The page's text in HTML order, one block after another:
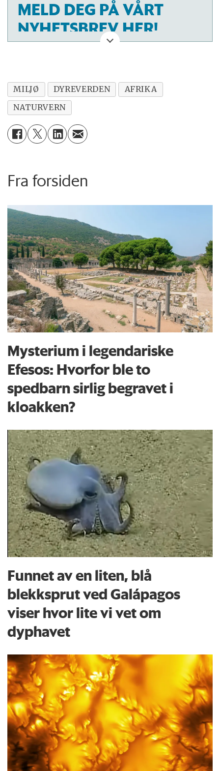
MELD DEG PÅ VÅRT
NYHETSBREV HER!
MILJØ DYREVERDEN
AFRIKA
NATURVERN
Fra forsiden
Mysterium i legendariske
Efesos: Hvorfor ble to
spedbarn sirlig begravet i
kloakken?
Funnet av en liten, blå
blekksprut ved Galápagos
viser hvor lite vi vet om
dyphavet